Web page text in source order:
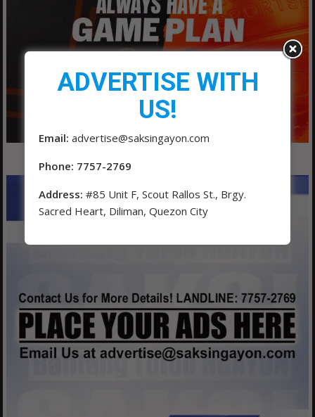
ADVERTISE WITH
US!
Email: advertise@saksingayon.com
Phone: 7757-2769
Address: #85 Unit F, Scout Rallos St., Brgy.
Sacred Heart, Diliman, Quezon City